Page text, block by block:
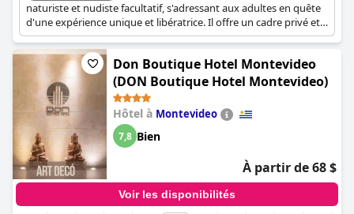
naturiste et nudiste facultatif, s'adressant aux adultes en quête
d'une expérience unique et libératrice. Il offre un cadre privé et
isolé pour ceux qui préfèrent des vacances où les vêtements
sont facultatifs.
Don Boutique Hotel Montevideo
(DON Boutique Hotel Montevideo)
Hôtel à Montevideo
7,8 Bien
À partir de 68 $
Voir les disponibilités